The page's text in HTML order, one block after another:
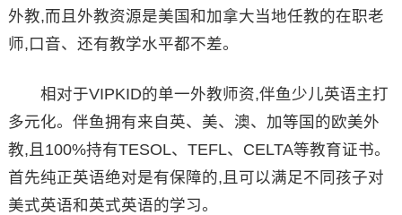
外教,而且外教资源是美国和加拿大当地任教的在职老
师,口音、还有教学水平都不差。
相对于VIPKID的单一外教师资,伴鱼少儿英语主打
多元化。伴鱼拥有来自英、美、澳、加等国的欧美外
教,且100%持有TESOL、TEFL、CELTA等教育证书。
首先纯正英语绝对是有保障的,且可以满足不同孩子对
美式英语和英式英语的学习。